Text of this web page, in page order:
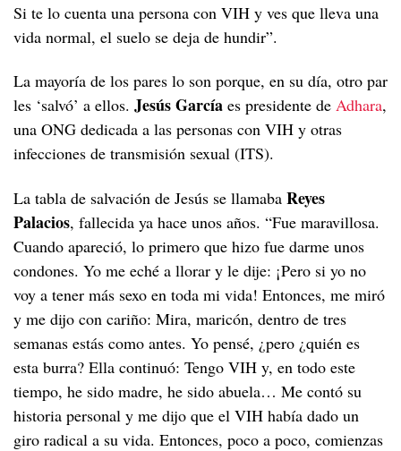
Si te lo cuenta una persona con VIH y ves que lleva una
vida normal, el suelo se deja de hundir”.
La mayoría de los pares lo son porque, en su día, otro par
les ‘salvó’ a ellos. Jesús García es presidente de Adhara,
una ONG dedicada a las personas con VIH y otras
infecciones de transmisión sexual (ITS).
La tabla de salvación de Jesús se llamaba Reyes
Palacios, fallecida ya hace unos años. “Fue maravillosa.
Cuando apareció, lo primero que hizo fue darme unos
condones. Yo me eché a llorar y le dije: ¡Pero si yo no
voy a tener más sexo en toda mi vida! Entonces, me miró
y me dijo con cariño: Mira, maricón, dentro de tres
semanas estás como antes. Yo pensé, ¿pero ¿quién es
esta burra? Ella continuó: Tengo VIH y, en todo este
tiempo, he sido madre, he sido abuela… Me contó su
historia personal y me dijo que el VIH había dado un
giro radical a su vida. Entonces, poco a poco, comienzas